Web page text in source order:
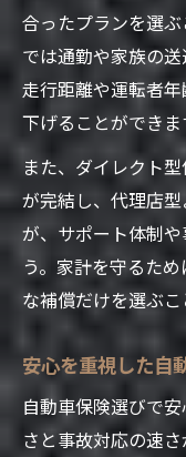
自動車保
ト
つくば市で最
自動車保
自動車保
家族の
自動車
つくば市
自動車保険
自動車保
家族に安
自動車保
合ったプランを選
では通勤や家族の送
走行距離や運転者
下げることができま
また、ダイレクト
が完結し、代理店
が、サポート体制
う。家計を守るた
な補償だけを選ぶ
安心を重視した自
自動車保険選びで
さと事故対応の速